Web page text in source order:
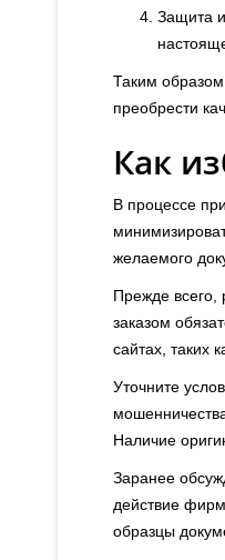
Защита и
Таким
преобрести
Как
В процессе
желаемого
Прежде всего,
заказом
сайтах, таких
Уточните
Наличие
Заранее
действие
образцы